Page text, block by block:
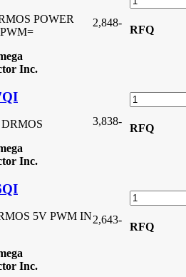
POWER
Inc.
2,848-
RFQ
Inc.
3,838-
RFQ
5V PWM IN
Inc.
2,643-
RFQ